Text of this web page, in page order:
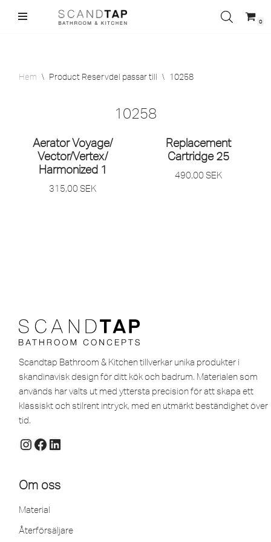
0
Hem \ Product Reservdel passar till \ 10258
10258
Aerator Voyage/
Vector/Vertex/
Harmonized 1
315,00 SEK
Replacement
Cartridge 25
490,00 SEK
Scandtap Bathroom & Kitchen tillverkar unika produkter i
skandinavisk design för ditt kök och badrum. Materialen som
används har valts ut med yttersta precision för att skapa ett
klassiskt och stilrent intryck, med en utmärkt beständighet över
tid.
Om oss
Material
Återförsäljare